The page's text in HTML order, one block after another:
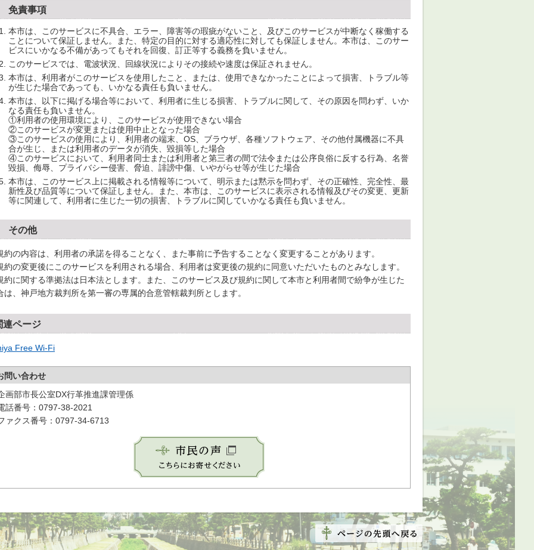
免責事項
本市は、このサービスに不具合、エラー、障害等の瑕疵がないこと、及びこのサービスが中断なく稼働する
ことについて保証しません。また、特定の目的に対する適応性に対しても保証しません。本市は、このサー
ビスにいかなる不備があってもそれを回復、訂正等する義務を負いません。
このサービスでは、電波状況、回線状況によりその接続や速度は保証されません。
本市は、利用者がこのサービスを使用したこと、または、使用できなかったことによって損害、トラブル等
が生じた場合であっても、いかなる責任も負いません。
本市は、以下に掲げる場合等において、利用者に生じる損害、トラブルに関して、その原因を問わず、いか
なる責任も負いません。
①利用者の使用環境により、このサービスが使用できない場合
②このサービスが変更または使用中止となった場合
③このサービスの使用により、利用者の端末、OS、ブラウザ、各種ソフトウェア、その他付属機器に不具
合が生じ、または利用者のデータが消失、毀損等した場合
④このサービスにおいて、利用者同士または利用者と第三者の間で法令または公序良俗に反する行為、名誉
毀損、侮辱、プライバシー侵害、脅迫、誹謗中傷、いやがらせ等が生じた場合
本市は、このサービス上に掲載される情報等について、明示または黙示を問わず、その正確性、完全性、最
新性及び品質等について保証しません。また、本市は、このサービスに表示される情報及びその変更、更新
等に関連して、利用者に生じた一切の損害、トラブルに関していかなる責任も負いません。
その他
の内容は、利用者の承諾を得ることなく、また事前に予告することなく変更することがあります。
の変更後にこのサービスを利用される場合、利用者は変更後の規約に同意いただいたものとみなします。
に関する準拠法は日本法とします。また、このサービス及び規約に関して本市と利用者間で紛争が生じた
は、神戸地方裁判所を第一審の専属的合意管轄裁判所とします。
連ページ
Free Wi-Fi
問い合わせ
画部市長公室DX行革推進課管理係
話番号：0797-38-2021
ァクス番号：0797-34-6713